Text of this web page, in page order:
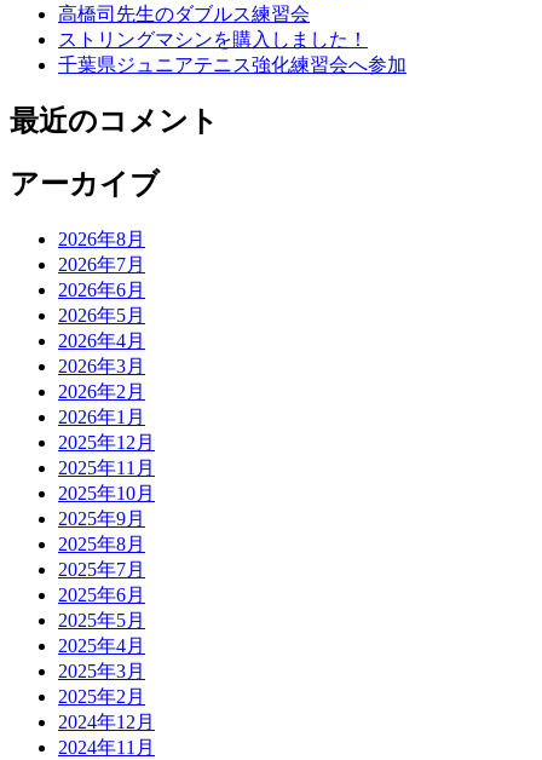
高橋司先生のダブルス練習会
ストリングマシンを購入しました！
千葉県ジュニアテニス強化練習会へ参加
最近のコメント
アーカイブ
2026年8月
2026年7月
2026年6月
2026年5月
2026年4月
2026年3月
2026年2月
2026年1月
2025年12月
2025年11月
2025年10月
2025年9月
2025年8月
2025年7月
2025年6月
2025年5月
2025年4月
2025年3月
2025年2月
2024年12月
2024年11月